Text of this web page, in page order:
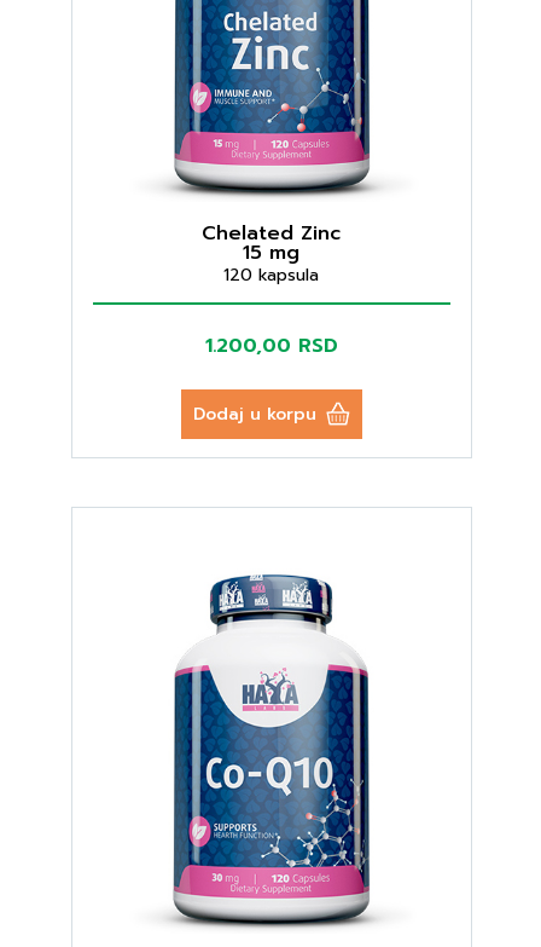
Chelated Zinc
15 mg
120 kapsula
1.200,00 RSD
Dodaj u korpu